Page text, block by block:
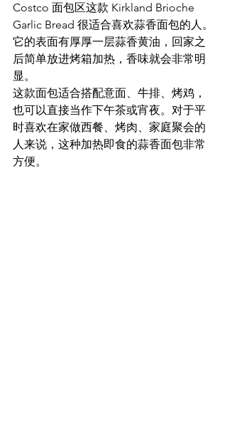
Costco 面包区这款 Kirkland Brioche
Garlic Bread 很适合喜欢蒜香面包的人。
它的表面有厚厚一层蒜香黄油，回家之
后简单放进烤箱加热，香味就会非常明
显。
这款面包适合搭配意面、牛排、烤鸡，
也可以直接当作下午茶或宵夜。对于平
时喜欢在家做西餐、烤肉、家庭聚会的
人来说，这种加热即食的蒜香面包非常
方便。